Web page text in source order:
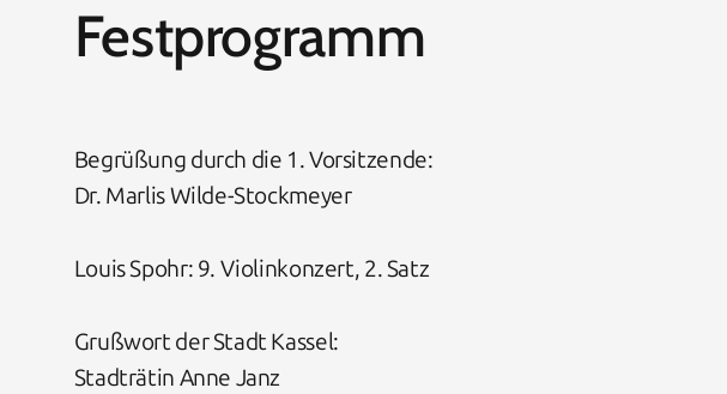
Festprogramm
Begrüßung durch die 1. Vorsitzende:
Dr. Marlis Wilde-Stockmeyer
Louis Spohr: 9. Violinkonzert, 2. Satz
Grußwort der Stadt Kassel:
Stadträtin Anne Janz